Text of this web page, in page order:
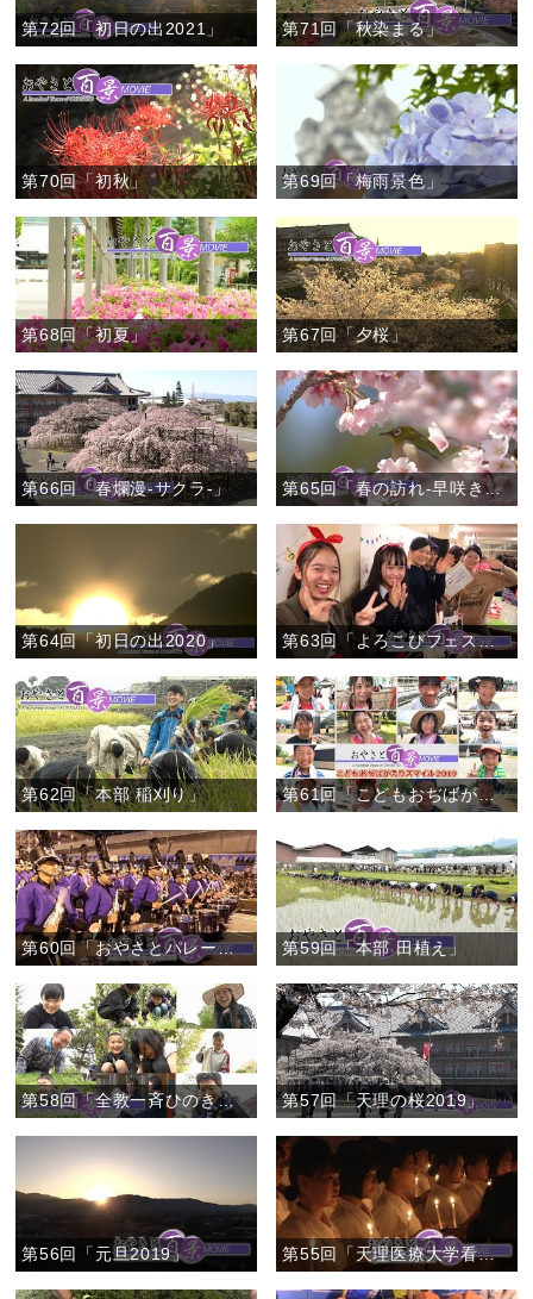
第72回「初日の出2021」 第71回「秋染まる」
第70回「初秋」 第69回「梅雨景色」
第68回「初夏」 第67回「夕桜」
第66回「春爛漫-サクラ-」 第65回「春の訪れ-早咲きのサクラ-」
第64回「初日の出2020」 第63回「よろこびフェスティバル」
第62回「本部 稲刈り」 第61回「こどもおぢばがえりスマイル2019」
第60回「おやさとパレード2019」 第59回「本部 田植え」
第58回「全教一斉ひのきしんデー2019」 第57回「天理の桜2019」
第56回「元旦2019」 第55回「天理医療大学看護学科 宣誓式」